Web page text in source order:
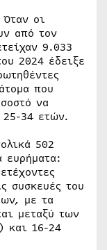
Όταν οι
από τον
9.033
2024 έδειξε
που
να
25-34 ετών.
502
ευρήματα:
συσκευές του
με τα
μεταξύ των
και 16-24